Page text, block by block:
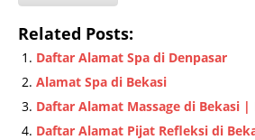
Related Posts:
Daftar Alamat Spa di Denpasar
Alamat Spa di Bekasi
Daftar Alamat Massage di Bekasi
Daftar Alamat Pijat Refleksi di